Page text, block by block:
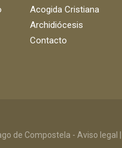
Acogida Cristiana
Archidiócesis
Contacto
de Compostela - Aviso legal |